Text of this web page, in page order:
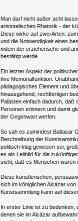
Man darf nicht außer acht
aristotelischen Rhetorik - der
Diese wirke auf zwei Arten:
und die Notwendigkeit eines
indem der erzieherische und
bestätigt werde.
Ein letzter Aspekt der
ihre Memorialfunktion.
pädagogisches Element und
hinausgehend, rechtfertigen
Palästen einfach dadurch, daß
Personen erinnern und damit
der Gegenwart werfen.
So sah es zumindest Baltasar
Beschreibung der
politisch klug gewesen sei,
es als Leitbild für die
sieht, daß es Menschen waren
Diese künstlerischen,
sich im königlichen Alcázar
Kunstsammlung kann auf
In erster Linie ist zu bedenken,
denen sie im Alcázar